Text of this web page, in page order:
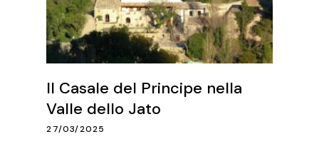
Il Casale del Principe nella
Valle dello Jato
27/03/2025